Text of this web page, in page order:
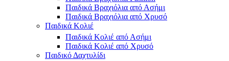
Παιδικά Βραχιόλια από Ασήμι
Παιδικά Βραχιόλια από Χρυσό
Παιδικά Κολιέ
Παιδικά Κολιέ από Ασήμι
Παιδικά Κολιέ από Χρυσό
Παιδικό Δαχτυλίδι